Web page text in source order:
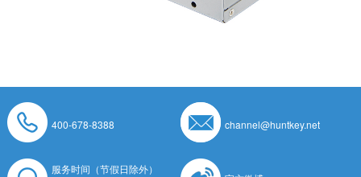
400-678-8388 channel@huntkey.net
服务时间（节假日除外）